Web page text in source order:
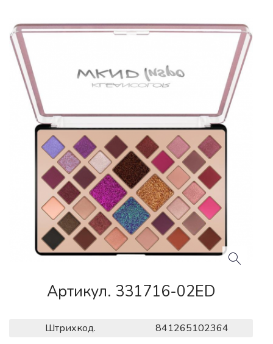
Артикул. 331716-02ED
Штрихкод. 841265102364